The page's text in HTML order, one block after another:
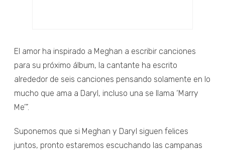
El amor ha inspirado a Meghan a escribir canciones
para su próximo álbum, la cantante ha escrito
alrededor de seis canciones pensando solamente en lo
mucho que ama a Daryl, incluso una se llama ‘Marry
Me’”.
Suponemos que si Meghan y Daryl siguen felices
juntos, pronto estaremos escuchando las campanas